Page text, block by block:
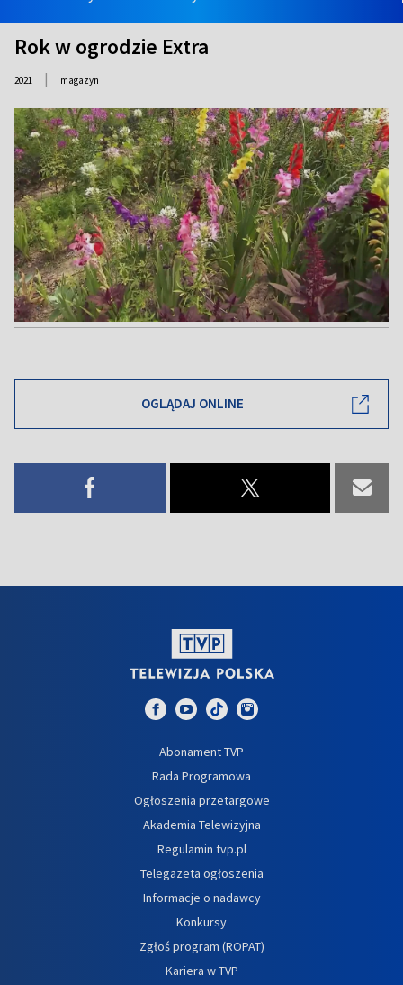
Rok w ogrodzie Extra
2021 | magazyn
OGLĄDAJ ONLINE
Abonament TVP
Rada Programowa
Ogłoszenia przetargowe
Akademia Telewizyjna
Regulamin tvp.pl
Telegazeta ogłoszenia
Informacje o nadawcy
Konkursy
Zgłoś program (ROPAT)
Kariera w TVP